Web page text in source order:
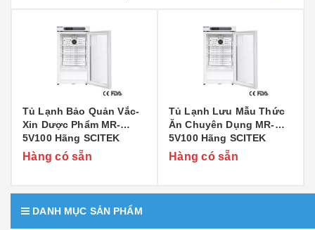
Tủ Lạnh Bảo Quản Vắc-
Xin Dược Phẩm MR-
5V100 Hãng SCITEK
Hàng có sẵn
Tủ Lạnh Lưu Mẫu Thức
Ăn Chuyên Dụng MR-
5V100 Hãng SCITEK
Hàng có sẵn
DANH MỤC SẢN PHẨM